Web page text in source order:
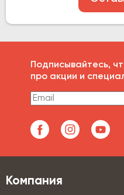
Подписывайтесь,
про акции и
Компания